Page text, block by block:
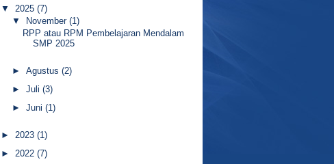
▼ 2025 (7)
▼
November (1)
RPP atau RPM Pembelajaran Mendalam
SMP 2025
► Agustus (2)
► Juli (3)
► Juni (1)
► 2023 (1)
► 2022 (7)